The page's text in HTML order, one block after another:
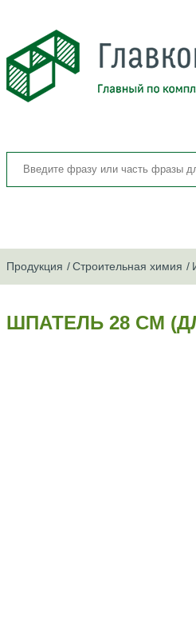
Продукция Строительная химия
ШПАТЕЛЬ 28 СМ